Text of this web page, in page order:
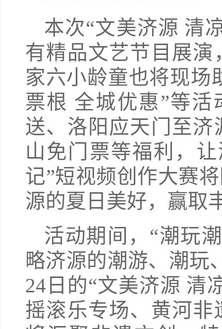
本次“文美济源 清
有精品文艺节目展
家六小龄童也将现场
票根 全城优惠”等
送、洛阳应天门至
山免门票等福利，
记”短视频创作大赛
源的夏日美好，赢取
活动期间，“潮玩
略济源的潮游、潮玩
24日的“文美济源 清
摇滚乐专场、黄河